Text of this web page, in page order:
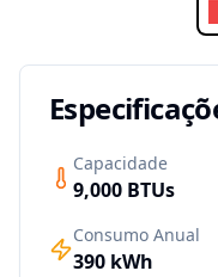
Capacidade
9,000 BTUs
Consumo Anual
390 kWh